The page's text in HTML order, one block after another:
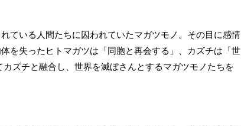
ている人間たちに囚われていたマガツモノ。その目に感情
を失ったヒトマガツは「同胞と再会する」、カズチは「世
ズチと融合し、世界を滅ぼさんとするマガツモノたちを